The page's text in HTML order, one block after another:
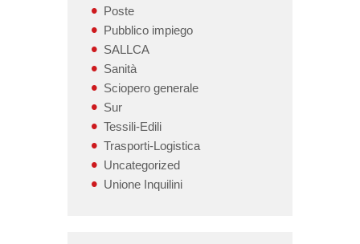
Poste
Pubblico impiego
SALLCA
Sanità
Sciopero generale
Sur
Tessili-Edili
Trasporti-Logistica
Uncategorized
Unione Inquilini